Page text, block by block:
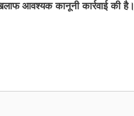
आवश्यक कानूनी कार्रवाई की है।